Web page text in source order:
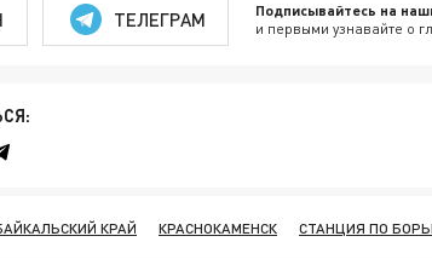
ТЕЛЕГРАМ Подписывайтесь на
и первыми узнавайте о
КРАЙ КРАСНОКАМЕНСК СТАНЦИЯ ПО